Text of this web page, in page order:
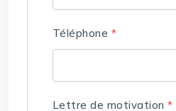
Téléphone *
Lettre de motivation*